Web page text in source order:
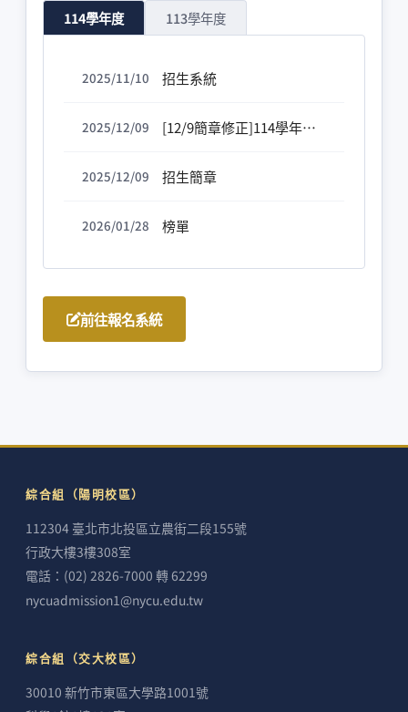
114學年度 113學年度
2025/11/10 招生系統
2025/12/09 [12/9簡章修正]114學年度學士班寒假轉學考招生簡章，招生班組代碼105護理系，招生名額原訂為4名，修正為9名。
2025/12/09 招生簡章
2026/01/28 榜單
前往報名系統
綜合組（陽明校區）
112304 臺北市北投區立農街二段155號
行政大樓3樓308室
電話：(02) 2826-7000 轉 62299
nycuadmission1@nycu.edu.tw
綜合組（交大校區）
30010 新竹市東區大學路1001號